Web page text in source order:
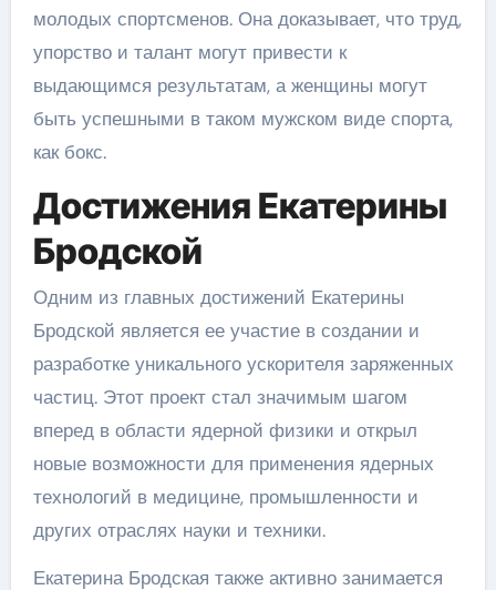
молодых спортсменов. Она доказывает, что труд,
упорство и талант могут привести к
выдающимся результатам, а женщины могут
быть успешными в таком мужском виде спорта,
как бокс.
Достижения Екатерины
Бродской
Одним из главных достижений Екатерины
Бродской является ее участие в создании и
разработке уникального ускорителя заряженных
частиц. Этот проект стал значимым шагом
вперед в области ядерной физики и открыл
новые возможности для применения ядерных
технологий в медицине, промышленности и
других отраслях науки и техники.
Екатерина Бродская также активно занимается